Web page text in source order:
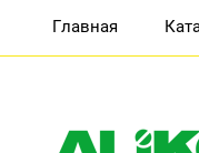
Главная